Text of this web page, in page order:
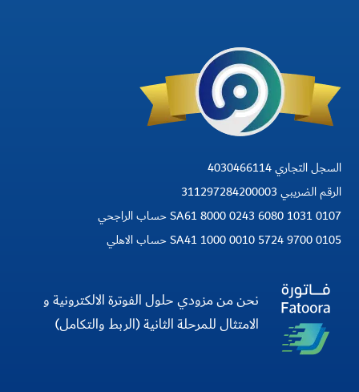
السجل التجاري 4030466114
الرقم الضريبي 311297284200003
SA61 8000 0243 6080 1031 0107 حساب الراجحي
SA41 1000 0010 5724 9700 0105 حساب الاهلي
نحن من مزودي حلول الفوترة الالكترونية و
الامتثال للمرحلة الثانية (الربط والتكامل)